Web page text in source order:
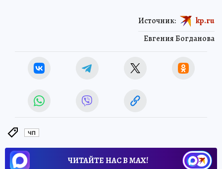
Евгения Богданова
Источник: kp.ru
ЧП
ЧИТАЙТЕ НАС В МАХ!